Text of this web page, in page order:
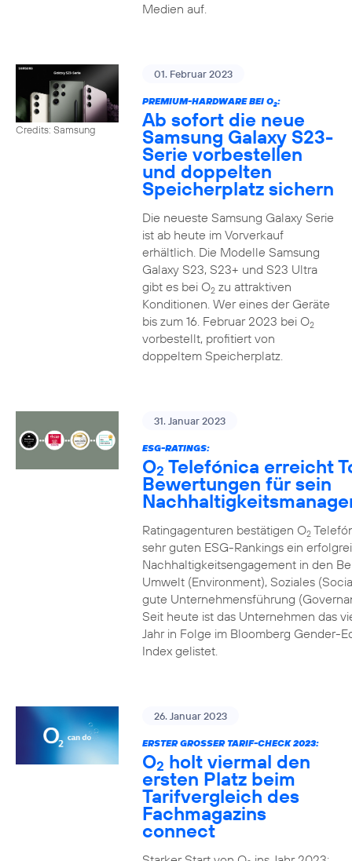
Medien auf.
Credits: Samsung
01. Februar 2023
PREMIUM-HARDWARE BEI O2:
Ab sofort die neue
Samsung Galaxy S23-
Serie vorbestellen
und doppelten
Speicherplatz sichern
Die neueste Samsung Galaxy Serie
ist ab heute im Vorverkauf
erhältlich. Die Modelle Samsung
Galaxy S23, S23+ und S23 Ultra
gibt es bei O2zu attraktiven
Konditionen. Wer eines der Geräte
bis zum 16. Februar 2023 bei O2
vorbestellt, profitiert von
doppeltem Speicherplatz.
31. Januar 2023
ESG-RATINGS:
O2 Telefónica erreicht
Bewertungen für sein
Ratingagenturen bestätigen O2
sehr guten ESG-Rankings ein
Nachhaltigkeitsengagement in den
Umwelt (Environment), Soziales
gute Unternehmensführung
Seit heute ist das Unternehmen das
Jahr in Folge im Bloomberg Gender-
Index gelistet.
26. Januar 2023
ERSTER GROSSER TARIF-CHECK 2023:
O2 holt viermal den
ersten Platz beim
Tarifvergleich des
Fachmagazins
connect